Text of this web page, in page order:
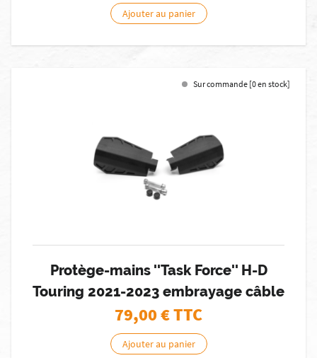
Ajouter au panier
Sur commande [0 en stock]
Protège-mains ''Task Force'' H-D
Touring 2021-2023 embrayage câble
79,00€ TTC
Ajouter au panier